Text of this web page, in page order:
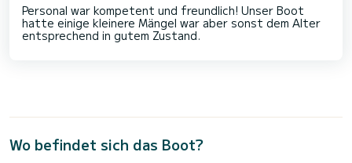
Personal war kompetent und freundlich! Unser Boot
hatte einige kleinere Mängel war aber sonst dem Alter
entsprechend in gutem Zustand.
Wo befindet sich das Boot?